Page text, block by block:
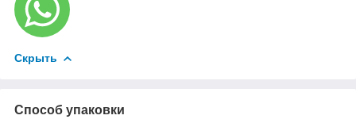
Скрыть
Способ упаковки